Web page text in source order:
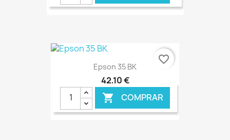
€ ONLINE
Epson 35 BK
42,10 €
 COMPRAR
favorite_border